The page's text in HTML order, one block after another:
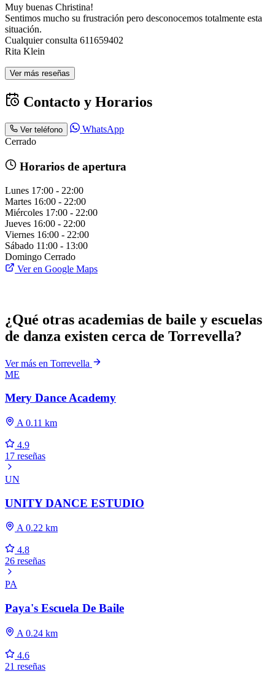
Muy buenas Christina!
Sentimos mucho su frustración pero desconocemos totalmente esta
situación.
Cualquier consulta 611659402
Rita Klein
Ver más reseñas
Contacto y Horarios
Ver teléfono
WhatsApp
Cerrado
Horarios de apertura
Lunes 17:00 - 22:00
Martes 16:00 - 22:00
Miércoles 17:00 - 22:00
Jueves 16:00 - 22:00
Viernes 16:00 - 22:00
Sábado 11:00 - 13:00
Domingo Cerrado
Ver en Google Maps
¿Qué otras academias de baile y escuelas
de danza existen cerca de Torrevella?
Ver más en Torrevella
ME
Mery Dance Academy
A 0.11 km
4.9
17 reseñas
UN
UNITY DANCE ESTUDIO
A 0.22 km
4.8
26 reseñas
PA
Paya's Escuela De Baile
A 0.24 km
4.6
21 reseñas